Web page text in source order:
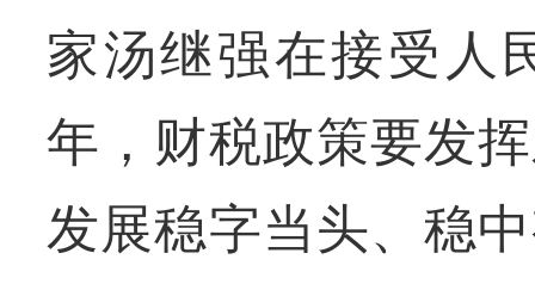
家汤继强在接受人
年，财税政策要发
发展稳字当头、稳